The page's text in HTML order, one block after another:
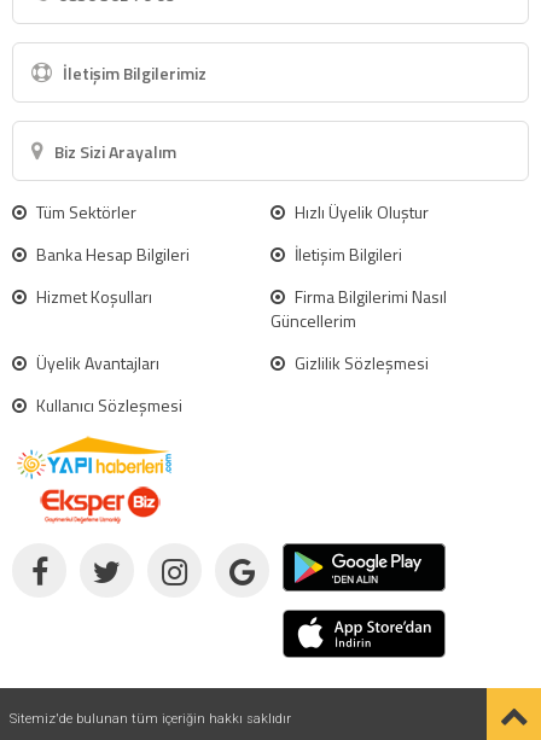
İletişim Bilgilerimiz
Biz Sizi Arayalım
Tüm Sektörler
Hızlı Üyelik Oluştur
Banka Hesap Bilgileri
İletişim Bilgileri
Hizmet Koşulları
Firma Bilgilerimi Nasıl
Güncellerim
Üyelik Avantajları
Gizlilik Sözleşmesi
Kullanıcı Sözleşmesi
Sitemiz'de bulunan tüm içeriğin hakkı saklıdır